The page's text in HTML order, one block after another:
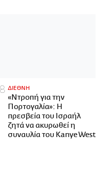
ΔΙΕΘΝΗ
«Ντροπή για την
Πορτογαλία»: Η
πρεσβεία του Ισραήλ
ζητά να ακυρωθεί η
συναυλία του Kanye West